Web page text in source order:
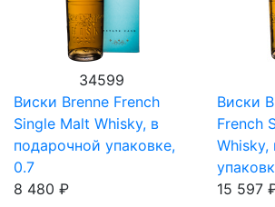
34599
Виски Brenne French
Single Malt Whisky, в
подарочной упаковке,
0.7
8 480 ₽
Виски
French
Whisky,
15 597